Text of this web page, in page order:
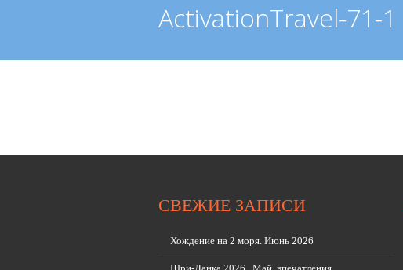
ActivationTravel-71-1
СВЕЖИЕ ЗАПИСИ
Хождение на 2 моря. Июнь 2026